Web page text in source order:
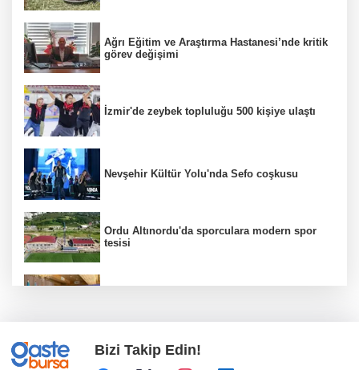
Ağrı Eğitim ve Araştırma Hastanesi’nde kritik
görev değişimi
İzmir'de zeybek topluluğu 500 kişiye ulaştı
Nevşehir Kültür Yolu'nda Sefo coşkusu
Ordu Altınordu'da sporculara modern spor
tesisi
Özgür Aras'ın çok konuşulan kitabı yeni
Bizi Takip Edin!